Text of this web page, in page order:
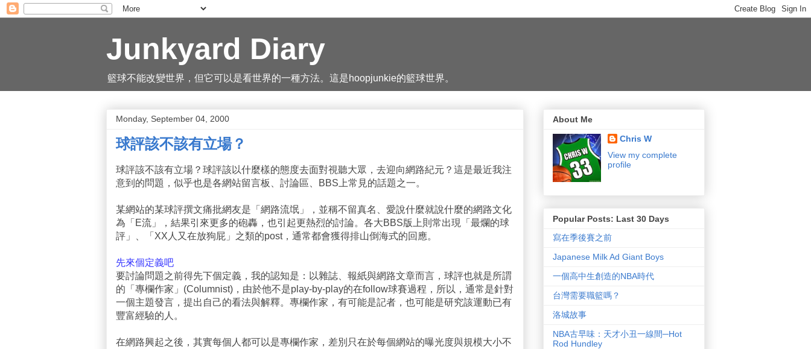
Junkyard Diary
籃球不能改變世界，但它可以是看世界的一種方法。這是hoopjunkie的籃球世界。
Monday, September 04, 2000
球評該不該有立場？
球評該不該有立場？球評該以什麼樣的態度去面對視聽大眾，去迎向網路紀元？這是最近我注
意到的問題，似乎也是各網站留言板、討論區、BBS上常見的話題之一。
某網站的某球評撰文痛批網友是「網路流氓」，並稱不留真名、愛說什麼就說什麼的網路文化
為「E流」，結果引來更多的砲轟，也引起更熱烈的討論。各大BBS版上則常出現「最爛的球
評」、「XX人又在放狗屁」之類的post，通常都會獲得排山倒海式的回應。
先來個定義吧
要討論問題之前得先下個定義，我的認知是：以雜誌、報紙與網路文章而言，球評也就是所謂
的「專欄作家」(Columnist)，由於他不是play-by-play的在follow球賽過程，所以，通常是針對
一個主題發言，提出自己的看法與解釋。專欄作家，有可能是記者，也可能是研究該運動已有
豐富經驗的人。
在網路興起之後，其實每個人都可以是專欄作家，差別只在於每個網站的曝光度與規模大小不
About Me
Chris W
View my complete
profile
Popular Posts: Last 30 Days
寫在季後賽之前
Japanese Milk Ad Giant Boys
一個高中生創造的NBA時代
台灣需要職籃嗎？
洛城故事
NBA古早味：天才小丑一線間─Hot
Rod Hundley